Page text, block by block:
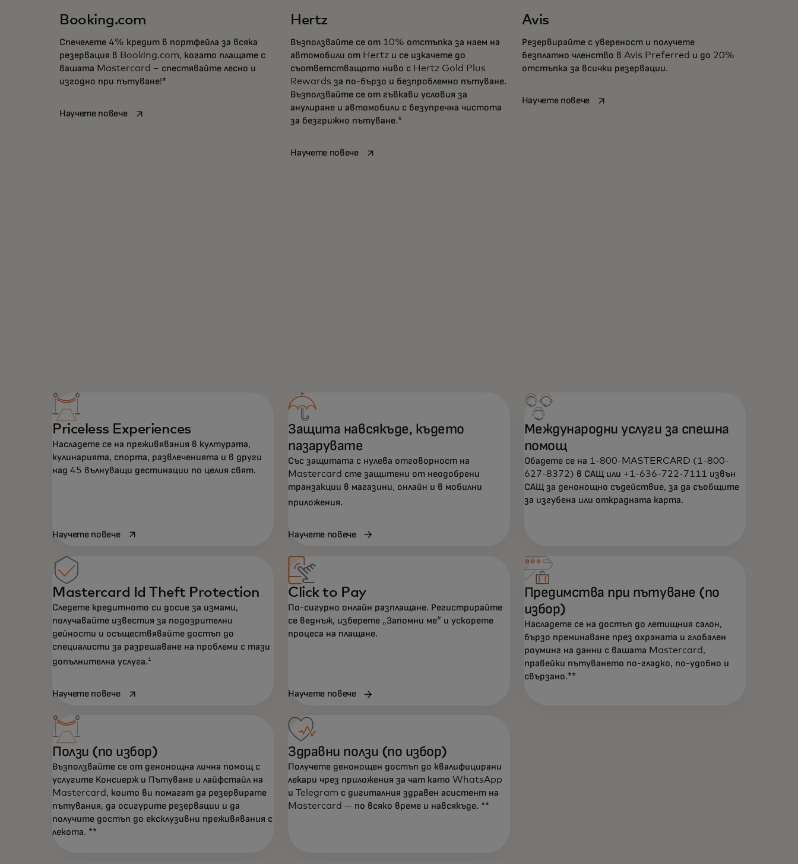
Насладете се на тези оферти от World Mastercard
Booking.com
Спечелете 4% кредит в портфейла за всяка
резервация в Booking.com, когато плащате с
вашата Mastercard – спестявайте лесно и
изгодно при пътуване!*
Научете повечеopens in a new tab
Hertz
Възползвайте се от 10% отстъпка за наем на
автомобили от Hertz и се изкачете до
съответстващото ниво с Hertz Gold Plus
Rewards за по-бързо и безпроблемно пътуване.
Възползвайте се от гъвкави условия за
анулиране и автомобили с безупречна чистота
за безгрижно пътуване.*
Научете повечеopens in a new tab
Avis
Резервирайте с увереност и получете
безплатно членство в Avis Preferred и до 20%
отстъпка за всички резервации.
Научете повечеopens in a new tab
Priceless Experiences
Насладете се на преживявания в културата,
кулинарията, спорта, развлеченията и в други
над 45 вълнуващи дестинации по целия свят.
Научете повечеopens in a new tab
Защита навсякъде, където
пазарувате
Със защитата с нулева отговорност на
Mastercard сте защитени от неодобрени
транзакции в магазини, онлайн и в мобилни
приложения.
Научете повече
Международни услуги за спешна
помощ
Обадете се на 1-800-MASTERCARD (1-800-
627-8372) в САЩ или +1-636-722-7111 извън
САЩ за денонощно съдействие, за да съобщите
за изгубена или открадната карта.
Mastercard Id Theft Protection
Следете кредитното си досие за измами,
получавайте известия за подозрителни
дейности и осъществявайте достъп до
специалисти за разрешаване на проблеми с тази
допълнителна услуга. 1
Научете повечеopens in a new tab
Click to Pay
По-сигурно онлайн разплащане. Регистрирайте
се веднъж, изберете „Запомни ме“ и ускорете
процеса на плащане.
Научете повече
Предимства при пътуване (по
избор)
Насладете се на достъп до летищния салон,
бързо преминаване през охраната и глобален
роуминг на данни с вашата Mastercard,
правейки пътуването по-гладко, по-удобно и
свързано.**
Ползи (по избор)
Възползвайте се от денонощна лична помощ с
услугите Консиерж и Пътуване и лайфстайл на
Mastercard, които ви помагат да резервирате
пътувания, да осигурите резервации и да
получите достъп до ексклузивни преживявания с
лекота. **
Здравни ползи (по избор)
Получете денонощен достъп до квалифицирани
лекари чрез приложения за чат като WhatsApp
и Telegram с дигиталния здравен асистент на
Mastercard — по всяко време и навсякъде. **